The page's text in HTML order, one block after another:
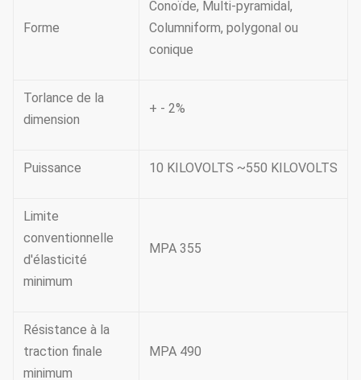
Forme
Conoïde, Multi-pyramidal,
Columniform, polygonal ou
conique
Torlance de la
dimension
+ - 2%
Puissance 10 KILOVOLTS ~550 KILOVOLTS
Limite
conventionnelle
d'élasticité
minimum
MPA 355
Résistance à la
traction finale
minimum
MPA 490